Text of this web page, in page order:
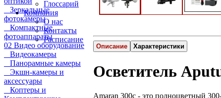
Глоссарий
Компания
О нас
Контакты
Расписание
Зеркальные
фотокамеры
Компактные
фотоаппараты
02 Видео оборудование
Видеокамеры
Панорамные камеры
Экшн-камеры и
аксессуары
Коптеры и
Описание Характеристики
Осветитель
Amaran 300c - это полноцветный